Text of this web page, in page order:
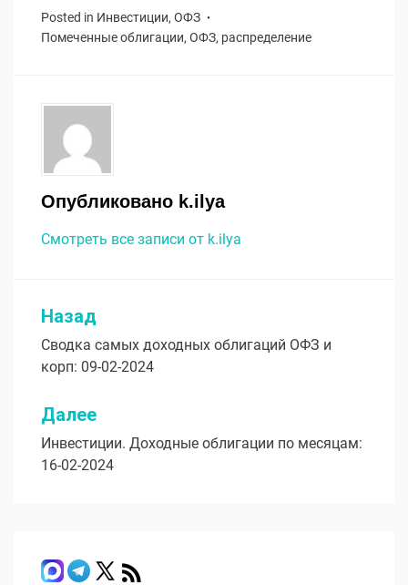
Posted in Инвестиции, ОФЗ
Помеченныеоблигации, ОФЗ, распределение
Опубликовано k.ilya
Смотреть все записи от k.ilya
Навигация
по
записям
Назад
Сводка самых доходных облигаций ОФЗ и
корп: 09-02-2024
Далее
Инвестиции. Доходные облигации по месяцам:
16-02-2024